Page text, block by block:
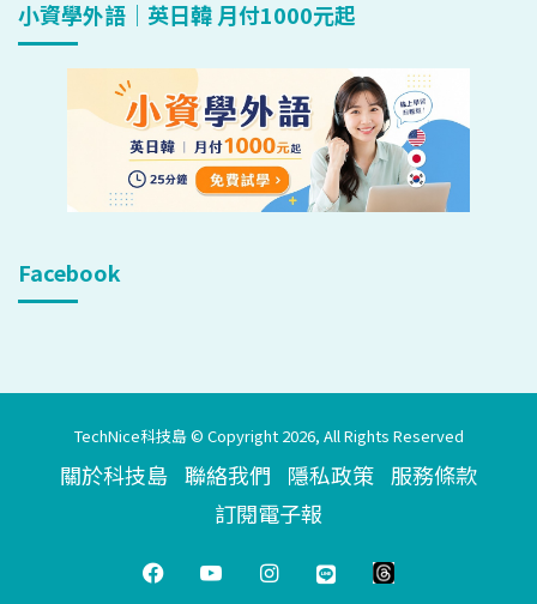
小資學外語｜英日韓 月付1000元起
Facebook
TechNice科技島 © Copyright 2026, All Rights Reserved
關於科技島 聯絡我們 隱私政策 服務條款
訂閱電子報